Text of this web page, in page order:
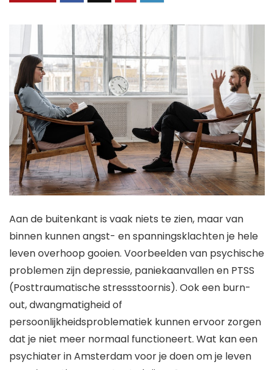
Aan de buitenkant is vaak niets te zien, maar van
binnen kunnen angst- en spanningsklachten je hele
leven overhoop gooien. Voorbeelden van psychische
problemen zijn depressie, paniekaanvallen en PTSS
(Posttraumatische stressstoornis). Ook een burn-
out, dwangmatigheid of
persoonlijkheidsproblematiek kunnen ervoor zorgen
dat je niet meer normaal functioneert. Wat kan een
psychiater in Amsterdam voor je doen om je leven